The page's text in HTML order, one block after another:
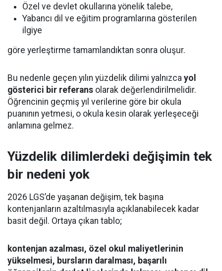
Özel ve devlet okullarına yönelik talebe,
Yabancı dil ve eğitim programlarına gösterilen
ilgiye
göre yerleştirme tamamlandıktan sonra oluşur.
Bu nedenle geçen yılın yüzdelik dilimi yalnızca yol
gösterici bir referans olarak değerlendirilmelidir.
Öğrencinin geçmiş yıl verilerine göre bir okula
puanının yetmesi, o okula kesin olarak yerleşeceği
anlamına gelmez.
Yüzdelik dilimlerdeki değişimin tek
bir nedeni yok
2026 LGS’de yaşanan değişim, tek başına
kontenjanların azaltılmasıyla açıklanabilecek kadar
basit değil. Ortaya çıkan tablo;
kontenjan azalması, özel okul maliyetlerinin
yükselmesi, bursların daralması, başarılı